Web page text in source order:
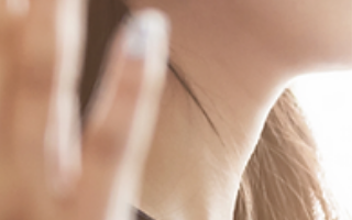
l’évolution de l’Âme. L'origine spirituelle des
Âmes soeurs. Plusieurs traditions parlent de
lien : Platon disait que les Âmes étaient
autrefois unies, puis séparées, et